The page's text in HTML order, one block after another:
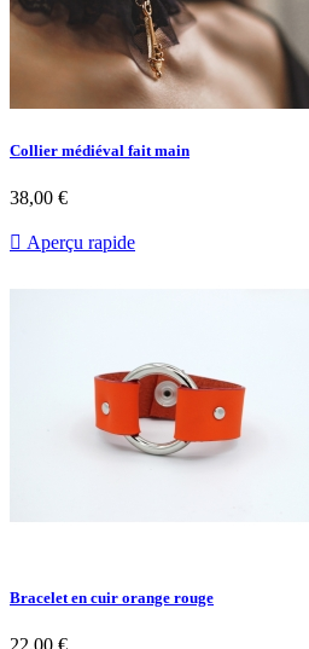
Collier médiéval fait main
38,00 €
 Aperçu rapide
Bracelet en cuir orange rouge